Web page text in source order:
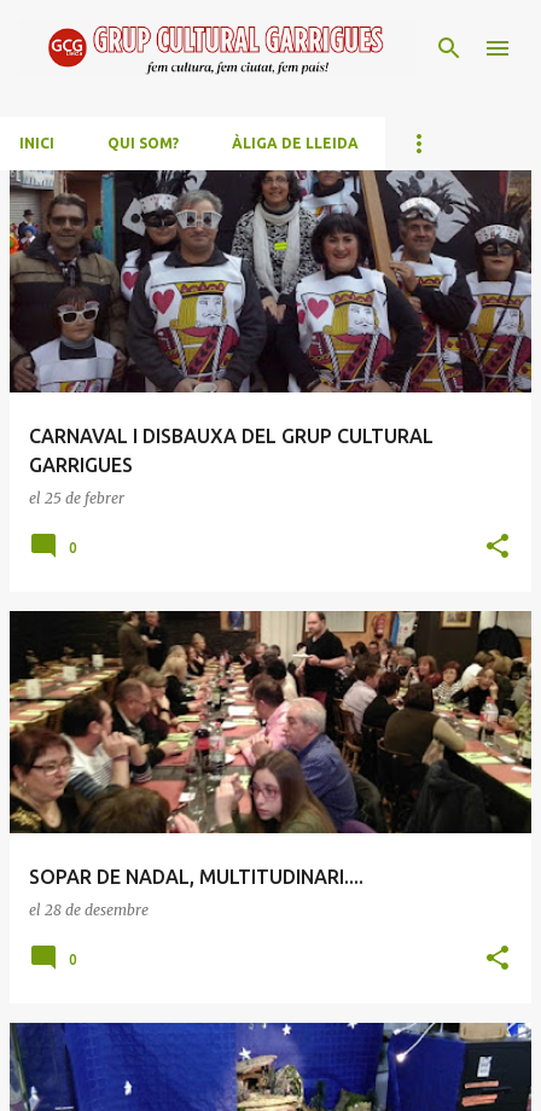
Salta al contingut principal
INICI QUI SOM? ÀLIGA DE LLEIDA
E
n
t
r
a
d
CARNAVAL I DISBAUXA DEL GRUP CULTURAL
GARRIGUES
el 25 de febrer
0
SOPAR DE NADAL, MULTITUDINARI....
el 28 de desembre
0